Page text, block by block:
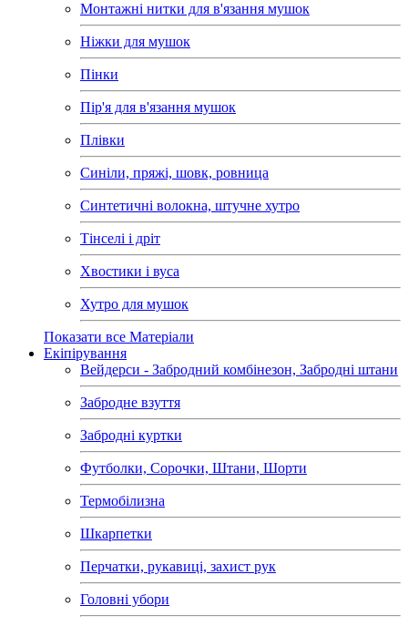
Монтажні нитки для в'язання мушок
Ніжки для мушок
Пінки
Пір'я для в'язання мушок
Плівки
Синіли, пряжі, шовк, ровница
Синтетичні волокна, штучне хутро
Тінселі і дріт
Хвостики і вуса
Хутро для мушок
Показати все Матеріали
Екіпірування
Вейдерси - Забродний комбінезон, Забродні штани
Забродне взуття
Забродні куртки
Футболки, Сорочки, Штани, Шорти
Термобілизна
Шкарпетки
Перчатки, рукавиці, захист рук
Головні убори